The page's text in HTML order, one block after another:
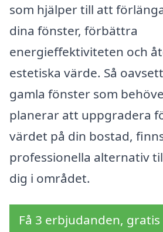
som hjälper till att
dina fönster, förbättra
energieffektiviteten och
estetiska värde. Så
gamla fönster som
planerar att uppgradera
värdet på din bostad,
professionella alternativ
dig i området.
Få 3 erbjudanden,